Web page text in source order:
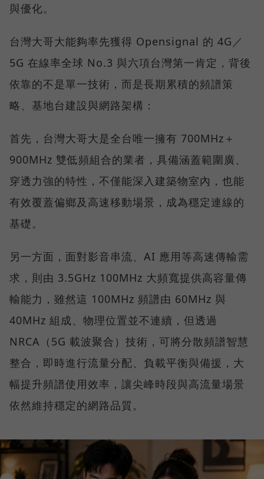
與優化。
台灣大哥大能夠率先獲得 Opensignal 的 4G／
5G 在線率全球 No.3 與六項台灣第一肯定，背後
依靠的不是單一技術，而是長期累積的頻譜策
略、基地台建設與網路架構：
首先，台灣大哥大是全台唯一擁有 700MHz＋
900MHz 雙低頻組合的業者，具備涵蓋範圍廣、
穿透力強的特性，不僅能深入建築物室內，也能
有效覆蓋偏鄉及高速移動場景，成為穩定連線的
基礎。
另一方面，面對影音串流、AI 應用等高速傳輸需
求，則由 3.5GHz 100MHz 大頻寬提供高容量傳
輸能力，雖然這 100MHz 頻譜由 60MHz 與
40MHz 組成、物理位置並不連續，但透過
NRCA（5G 載波聚合）技術，可將分散頻譜智慧
整合，即時進行流量分配、負載平衡與備援，大
幅提升頻譜使用效率，讓尖峰時段與高流量場景
依然維持穩定的網路品質。